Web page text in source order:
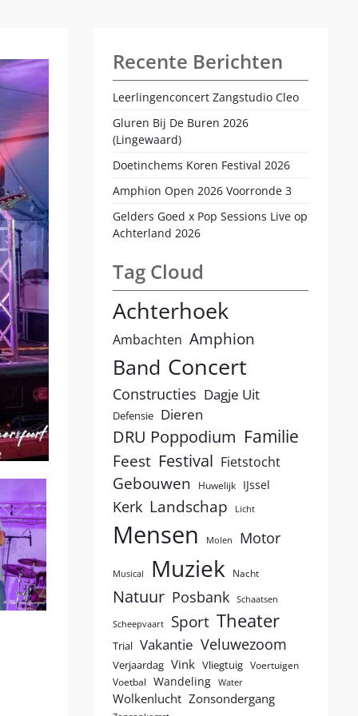
Recente Berichten
Leerlingenconcert Zangstudio Cleo
Gluren Bij De Buren 2026
(Lingewaard)
Doetinchems Koren Festival 2026
Amphion Open 2026 Voorronde 3
Gelders Goed x Pop Sessions Live op
Achterland 2026
Tag Cloud
Achterhoek
Ambachten Amphion
Band Concert
Constructies Dagje Uit
Defensie Dieren
DRU Poppodium Familie
Feest Festival Fietstocht
Gebouwen Huwelijk IJssel
Kerk Landschap Licht
Mensen Molen Motor
Musical Muziek Nacht
Natuur Posbank Schaatsen
Scheepvaart Sport Theater
Trial Vakantie Veluwezoom
Verjaardag Vink Vliegtuig Voertuigen
Voetbal
Wandeling Water
Wolkenlucht Zonsondergang